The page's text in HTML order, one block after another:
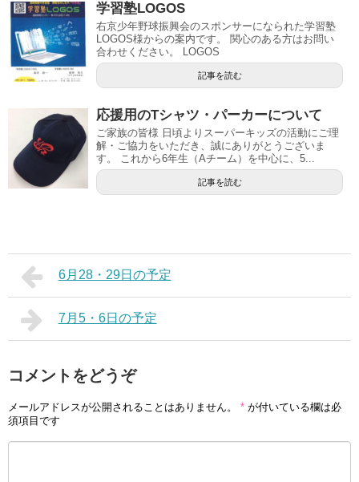
学習塾LOGOS
右京少年野球振興会のスポンサーになられた学習塾
LOGOS様からの案内です。 関心のある方はお問い
合わせください。 LOGOS
記事を読む
応援用のTシャツ・パーカーについて
ご家族の皆様 日頃よりスーパーキッズの活動にご理
解・ご協力をいただき、誠にありがとうございま
す。 これから6年生（Aチーム）を中心に、5...
記事を読む
6月28・29日の予定
7月5・6日の予定
コメントをどうぞ
メールアドレスが公開されることはありません。 * が付いている欄は必
須項目です